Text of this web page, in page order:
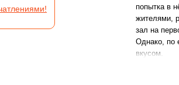
попытка в
жителями,
зал на
Однако, по
вкусом.